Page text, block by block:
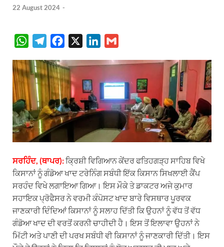
22 August 2024 -
W
a
s
A
p
p
l
e
g
r
a
c
e
b
o
o
n
k
e
d
a
i
l
ਸਰਹਿੰਦ, (ਥਾਪਰ):ਕ੍ਰਿਸ਼ੀ ਵਿਗਿਆਨ ਕੇਂਦਰ ਫਤਿਹਗੜ੍ਹ ਸਾਹਿਬ ਵਿਖੇ
ਕਿਸਾਨਾਂ ਨੂੰ ਗੰਡੋਆ ਖਾਦ ਟਰੇਨਿੰਗ ਸਬੰਧੀ ਇੱਕ ਕਿਸਾਨ ਸਿਖਲਾਈ ਕੈਂਪ
ਸਰਹੰਦ ਵਿਖੇ ਲਗਾਇਆ ਗਿਆ। ਇਸ ਮੌਕੇ ਤੇ ਡਾਕਟਰ ਅਜੇ ਕੁਮਾਰ
ਸਹਾਇਕ ਪ੍ਰੋਫੈਸਰ ਨੇ ਵਰਮੀ ਕੰਪੋਸਟ ਖਾਦ ਬਾਰੇ ਵਿਸਥਾਰ ਪੂਰਵਕ
ਜਾਣਕਾਰੀ ਦਿੰਦਿਆਂ ਕਿਸਾਨਾਂ ਨੂੰ ਸਲਾਹ ਦਿੱਤੀ ਕਿ ਉਹਨਾਂ ਨੂੰ ਵੱਧ ਤੋਂ ਵੱਧ
ਗੰਡੋਆ ਖਾਦ ਦੀ ਵਰਤੋਂ ਕਰਨੀ ਚਾਹੀਦੀ ਹੈ। ਇਸ ਤੋਂ ਇਲਾਵਾ ਉਹਨਾਂ ਨੇ
ਮਿੱਟੀ ਅਤੇ ਪਾਣੀ ਦੀ ਪਰਖ ਸਬੰਧੀ ਵੀ ਕਿਸਾਨਾਂ ਨੂੰ ਜਾਣਕਾਰੀ ਦਿੱਤੀ। ਇਸ